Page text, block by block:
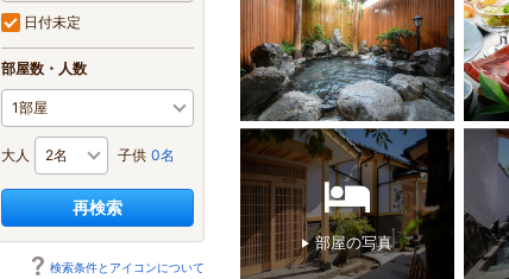
日付未定
部屋数・人数
大人 子供 0名
再検索
検索条件とアイコンについて
部屋の写真